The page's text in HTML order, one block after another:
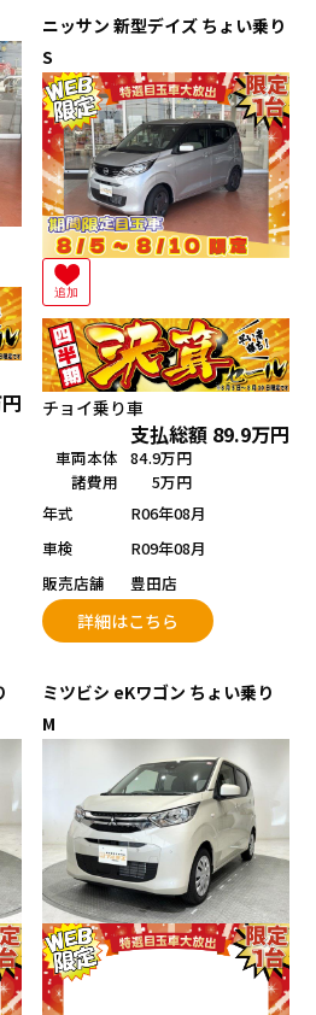
ニッサン 新型デイズ ちょい乗り
S
追加
チョイ乗り車
支払総額 89.9万円
車両本体 84.9万円
諸費用
5万円
年式
R06年08月
車検
R09年08月
販売店舗
豊田店
詳細はこちら
ミツビシ eKワゴン ちょい乗り
M